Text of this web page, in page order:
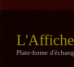
Plate-forme